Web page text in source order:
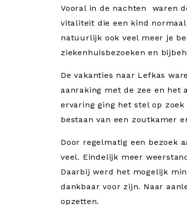
Vooral in de nachten waren
vitaliteit die een kind
natuurlijk ook veel meer je
ziekenhuisbezoeken en
De vakanties naar Lefkas
aanraking met de zee en het
ervaring ging het stel op
bestaan van een zoutkamer
Door regelmatig een bezoek
veel. Eindelijk meer
Daarbij werd het mogelijk
dankbaar voor zijn. Naar
opzetten.